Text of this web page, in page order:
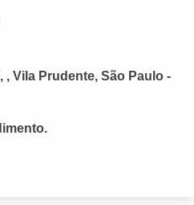
, Vila Prudente, São Paulo -